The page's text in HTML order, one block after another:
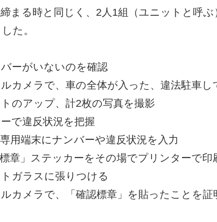
まる時と同じく、2人1組（ユニットと呼
た。
ーがいないのを確認
カメラで、車の全体が入った、違法駐車
のアップ、計2枚の写真を撮影
で違反状況を把握
用端末にナンバーや違反状況を入力
章」ステッカーをその場でプリンターで印
ガラスに張りつける
カメラで、「確認標章」を貼ったことを証